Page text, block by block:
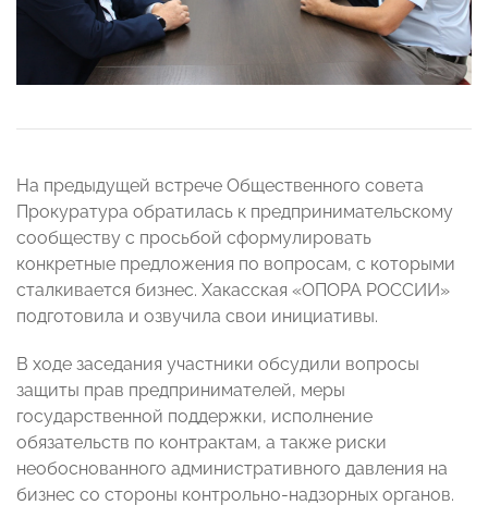
На предыдущей встрече Общественного совета
Прокуратура обратилась к предпринимательскому
сообществу с просьбой сформулировать
конкретные предложения по вопросам, с которыми
сталкивается бизнес. Хакасская «ОПОРА РОССИИ»
подготовила и озвучила свои инициативы.
В ходе заседания участники обсудили вопросы
защиты прав предпринимателей, меры
государственной поддержки, исполнение
обязательств по контрактам, а также риски
необоснованного административного давления на
бизнес со стороны контрольно-надзорных органов.